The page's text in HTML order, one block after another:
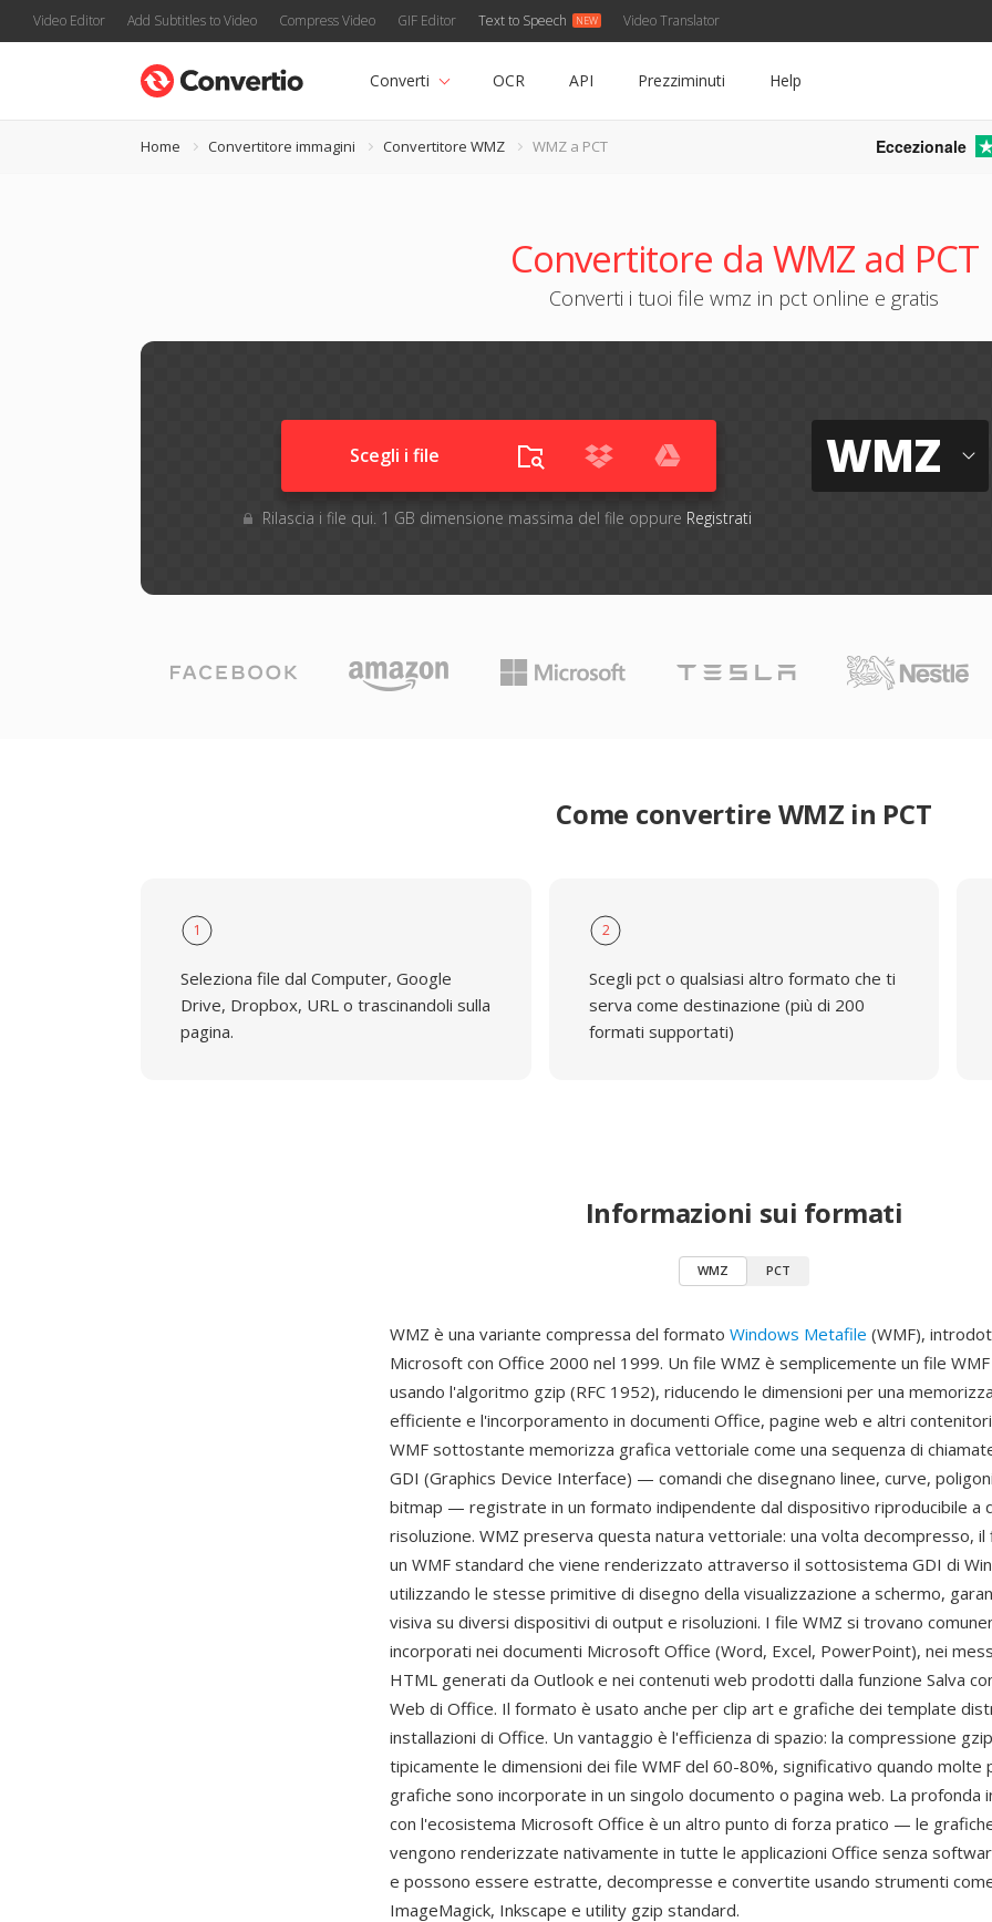
Video Editor Add Subtitles to Video Compress Video GIF Editor Text to Speech Video Translator
Converti OCR API Prezziminuti Help
Home Convertitore immagini Convertitore WMZ WMZ a PCT Eccezionale
Convertitore da WMZ ad PCT
Converti i tuoi file wmz in pct online e gratis
Scegli i file
Rilascia i file qui. 1 GB dimensione massima del file oppure Registrati
WMZ
Come convertire WMZ in PCT
1
Seleziona file dal Computer, Google
Drive, Dropbox, URL o trascinandoli sulla
pagina.
2
Scegli pct o qualsiasi altro formato che ti
serva come destinazione (più di 200
formati supportati)
Informazioni sui formati
WMZ PCT
WMZ è una variante compressa del formato Windows Metafile (WMF),
Microsoft con Office 2000 nel 1999. Un file WMZ è semplicemente un file
usando l'algoritmo gzip (RFC 1952), riducendo le dimensioni per una
efficiente e l'incorporamento in documenti Office, pagine web e altri
WMF sottostante memorizza grafica vettoriale come una sequenza di
GDI (Graphics Device Interface) — comandi che disegnano linee, curve,
bitmap — registrate in un formato indipendente dal dispositivo riproducibile a
risoluzione. WMZ preserva questa natura vettoriale: una volta decompresso,
un WMF standard che viene renderizzato attraverso il sottosistema GDI di
utilizzando le stesse primitive di disegno della visualizzazione a schermo,
visiva su diversi dispositivi di output e risoluzioni. I file WMZ si trovano
incorporati nei documenti Microsoft Office (Word, Excel, PowerPoint), nei
HTML generati da Outlook e nei contenuti web prodotti dalla funzione Salva
Web di Office. Il formato è usato anche per clip art e grafiche dei template
installazioni di Office. Un vantaggio è l'efficienza di spazio: la compressione
tipicamente le dimensioni dei file WMF del 60-80%, significativo quando molte
grafiche sono incorporate in un singolo documento o pagina web. La profonda
con l'ecosistema Microsoft Office è un altro punto di forza pratico — le
vengono renderizzate nativamente in tutte le applicazioni Office senza
e possono essere estratte, decompresse e convertite usando strumenti
ImageMagick, Inkscape e utility gzip standard.